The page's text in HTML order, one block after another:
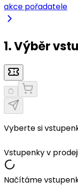
akce pořadatele
1. Výběr
Vyberte si
Vstupenky v
Načítáme